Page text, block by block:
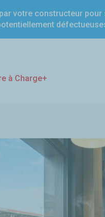
votre constructeur pour
à Charge+